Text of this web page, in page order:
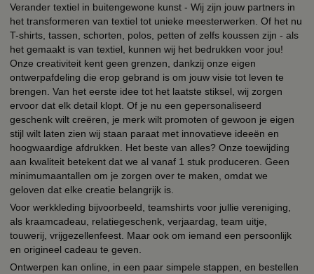
Verander textiel in buitengewone kunst - Wij zijn jouw partners in
het transformeren van textiel tot unieke meesterwerken. Of het nu
T-shirts, tassen, schorten, polos, petten of zelfs koussen zijn - als
het gemaakt is van textiel, kunnen wij het bedrukken voor jou!
Onze creativiteit kent geen grenzen, dankzij onze eigen
ontwerpafdeling die erop gebrand is om jouw visie tot leven te
brengen. Van het eerste idee tot het laatste stiksel, wij zorgen
ervoor dat elk detail klopt. Of je nu een gepersonaliseerd
geschenk wilt creëren, je merk wilt promoten of gewoon je eigen
stijl wilt laten zien wij staan paraat met innovatieve ideeën en
hoogwaardige afdrukken. Het beste van alles? Onze toewijding
aan kwaliteit betekent dat we al vanaf 1 stuk produceren. Geen
minimumaantallen om je zorgen over te maken, omdat we
geloven dat elke creatie belangrijk is.
Voor werkkleding bijvoorbeeld, teamshirts voor jullie vereniging,
als kraamcadeau, relatiegeschenk, verjaardag, team uitje,
touwerij, vrijgezellenfeest. Maar ook om iemand een persoonlijk
en origineel cadeau te geven.
Ontwerpen kan online, in een paar simpele stappen, en bestellen